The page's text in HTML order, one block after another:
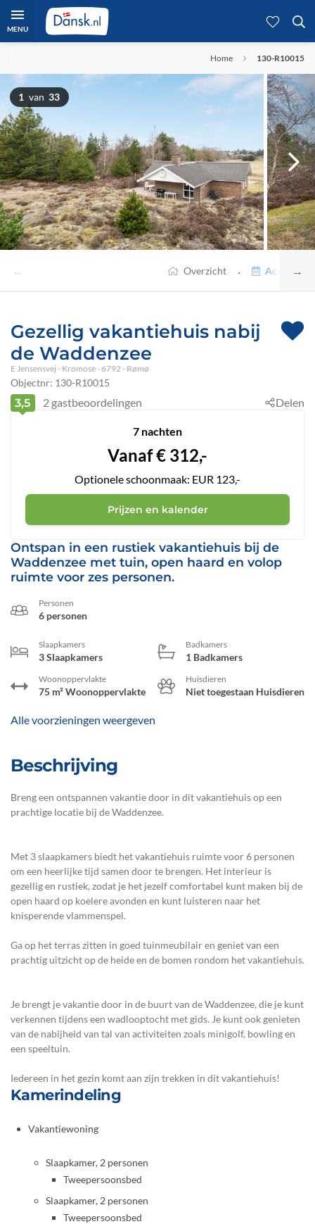
MENU
Home 130-R10015
1 van 33
← →
Overzicht ·
Gezellig vakantiehuis nabij
de Waddenzee
E Jensensvej - Kromose - 6792 - Rømø
Objectnr: 130-R10015
Ontspan in een rustiek vakantiehuis bij de
Waddenzee met tuin, open haard en volop
ruimte voor zes personen.
Personen
6 personen
Slaapkamers
3 Slaapkamers
Badkamers
1 Badkamers
Woonoppervlakte
75 m² Woonoppervlakte
Huisdieren
Niet toegestaan Huisdieren
Alle voorzieningen weergeven
Beschrijving
Breng een ontspannen vakantie door in dit vakantiehuis op een
prachtige locatie bij de Waddenzee.
Met 3 slaapkamers biedt het vakantiehuis ruimte voor 6 personen
om een heerlijke tijd samen door te brengen. Het interieur is
gezellig en rustiek, zodat je het jezelf comfortabel kunt maken bij de
open haard op koelere avonden en kunt luisteren naar het
knisperende vlammenspel.
Ga op het terras zitten in goed tuinmeubilair en geniet van een
prachtig uitzicht op de heide en de bomen rondom het vakantiehuis.
Je brengt je vakantie door in de buurt van de Waddenzee, die je kunt
verkennen tijdens een wadlooptocht met gids. Je kunt ook genieten
van de nabijheid van tal van activiteiten zoals minigolf, bowling en
een speeltuin.
Iedereen in het gezin komt aan zijn trekken in dit vakantiehuis!
Kamerindeling
Vakantiewoning
Slaapkamer, 2 personen
Tweepersoonsbed
Slaapkamer, 2 personen
Tweepersoonsbed
3,5 2gastbeoordelingen Delen
7 nachten
Vanaf€ 312,-
Optionele schoonmaak: EUR 123,-
Prijzen en kalender